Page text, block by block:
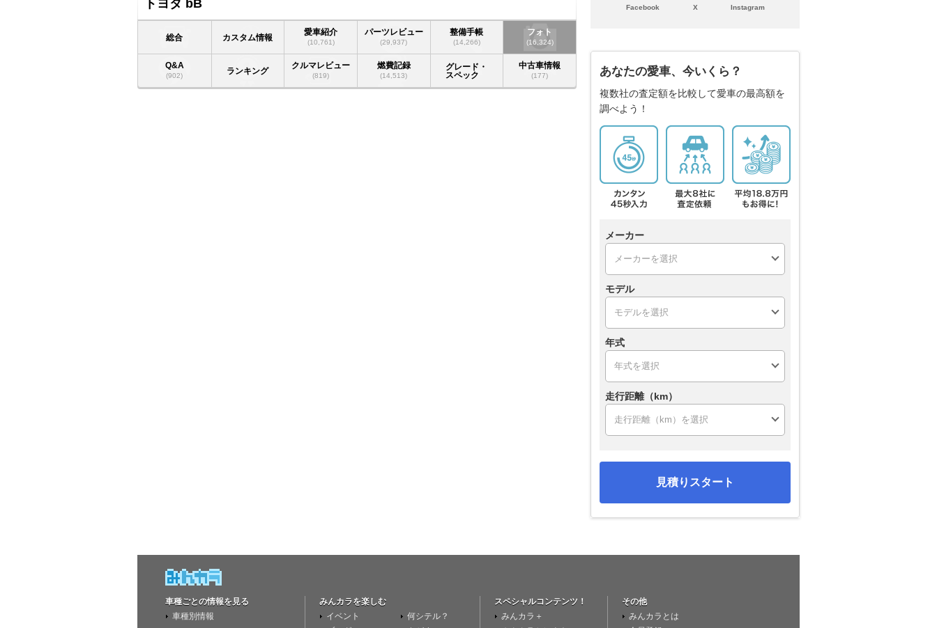
トヨタ bB
総合 カスタム情報
愛車紹介
(10,761)
パーツレビュー
(29,937)
整備手帳
(14,266)
フォト
(16,324)
Q&A
(902) ランキング
クルマレビュー
(819)
燃費記録
(14,513)
グレード・
スペック
中古車情報
(177)
Facebook X Instagram
あなたの愛車、今いくら？
複数社の査定額を比較して愛車の最高額を
調べよう！
メーカー
モデル
年式
走行距離（km）
見積りスタート
車種ごとの情報を見る
車種別情報
みんカラを楽しむ
イベント
何シテル？
スペシャルコンテンツ！
みんカラ＋
その他
みんカラとは